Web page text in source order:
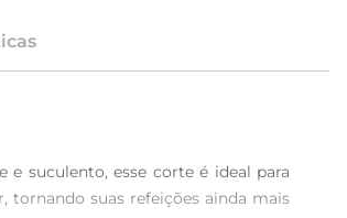
suculento, esse corte é ideal para
tornando suas refeições ainda mais